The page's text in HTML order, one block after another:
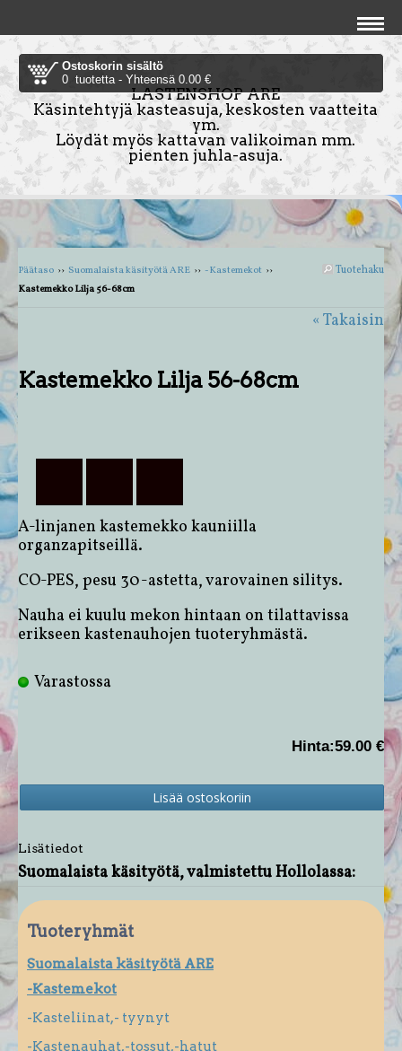
Ostoskorin sisältö
0 tuotetta - Yhteensä 0.00 €
LASTENSHOP ARE
Käsintehtyjä kasteasuja, keskosten vaatteita
ym.
Löydät myös kattavan valikoiman mm.
pienten juhla-asuja.
Tuotehaku
Päätaso ›› Suomalaista käsityötä ARE ›› -Kastemekot ››
Kastemekko Lilja 56-68cm
« Takaisin
Kastemekko Lilja 56-68cm
A-linjanen kastemekko kauniilla
organzapitseillä.
CO-PES, pesu 30-astetta, varovainen silitys.
Nauha ei kuulu mekon hintaan on tilattavissa
erikseen kastenauhojen tuoteryhmästä.
Varastossa
Hinta:59.00 €
Lisätiedot
Suomalaista käsityötä, valmistettu Hollolassa:
Tuoteryhmät
Suomalaista käsityötä ARE
-Kastemekot
-Kasteliinat,- tyynyt
-Kastenauhat,-tossut,-hatut